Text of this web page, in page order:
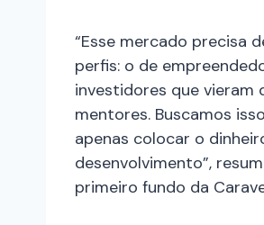
“Esse mercado precisa
perfis: o de
investidores que
mentores. Buscamos
apenas colocar o
desenvolvimento”,
primeiro fundo da